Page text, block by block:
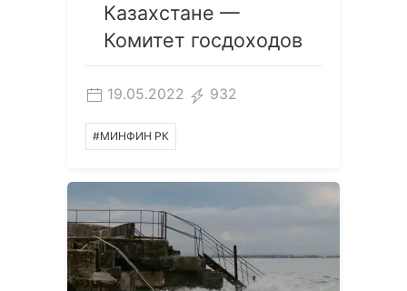
Казахстане —
Комитет госдоходов
19.05.2022 932
#МИНФИН РК